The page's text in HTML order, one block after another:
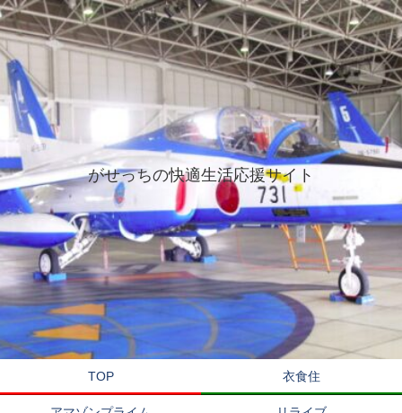
がせっちの快適生活応援サイト
TOP 衣食住